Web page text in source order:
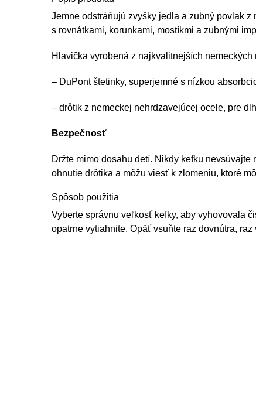
Jemne odstráňujú zvyšky jedla a zubný povlak
s rovnátkami, korunkami, mostíkmi a zubnými
Hlavička vyrobená z najkvalitnejších nemeckých
– DuPont štetinky, superjemné s nízkou
– drôtik z nemeckej nehrdzavejúcej ocele, pre
Bezpečnosť
Držte mimo dosahu detí. Nikdy kefku
ohnutie drôtika a môžu viesť k zlomeniu, ktoré
Spôsob použitia
Vyberte správnu veľkosť kefky, aby vyhovovala
opatrne vytiahnite. Opäť vsuňte raz dovnútra,